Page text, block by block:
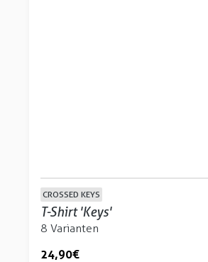
CROSSED KEYS
T-Shirt 'Keys'
8 Varianten
24,90 €